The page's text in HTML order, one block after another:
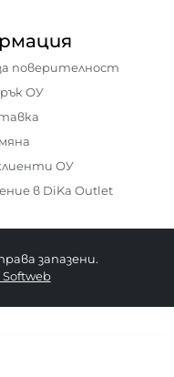
поверителност
ОУ
ОУ
в DiKa Outlet
запазени.